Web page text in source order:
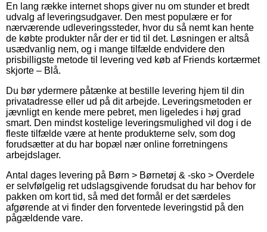
En lang række internet shops giver nu om stunder et bredt
udvalg af leveringsudgaver. Den mest populære er for
nærværende udleveringssteder, hvor du så nemt kan hente
de købte produkter når der er tid til det. Løsningen er altså
usædvanlig nem, og i mange tilfælde endvidere den
prisbilligste metode til levering ved køb af Friends kortærmet
skjorte – Blå.
Du bør ydermere påtænke at bestille levering hjem til din
privatadresse eller ud på dit arbejde. Leveringsmetoden er
jævnligt en kende mere pebret, men ligeledes i høj grad
smart. Den mindst kostelige leveringsmulighed vil dog i de
fleste tilfælde være at hente produkterne selv, som dog
forudsætter at du har bopæl nær online forretningens
arbejdslager.
Antal dages levering på Børn > Børnetøj & -sko > Overdele
er selvfølgelig ret udslagsgivende forudsat du har behov for
pakken om kort tid, så med det formål er det særdeles
afgørende at vi finder den forventede leveringstid på den
pågældende vare.